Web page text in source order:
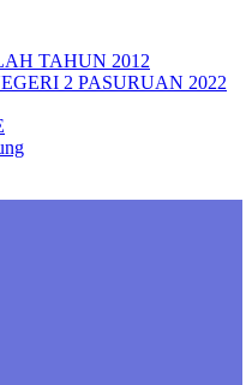
TAHUN 2012
2 PASURUAN 2022